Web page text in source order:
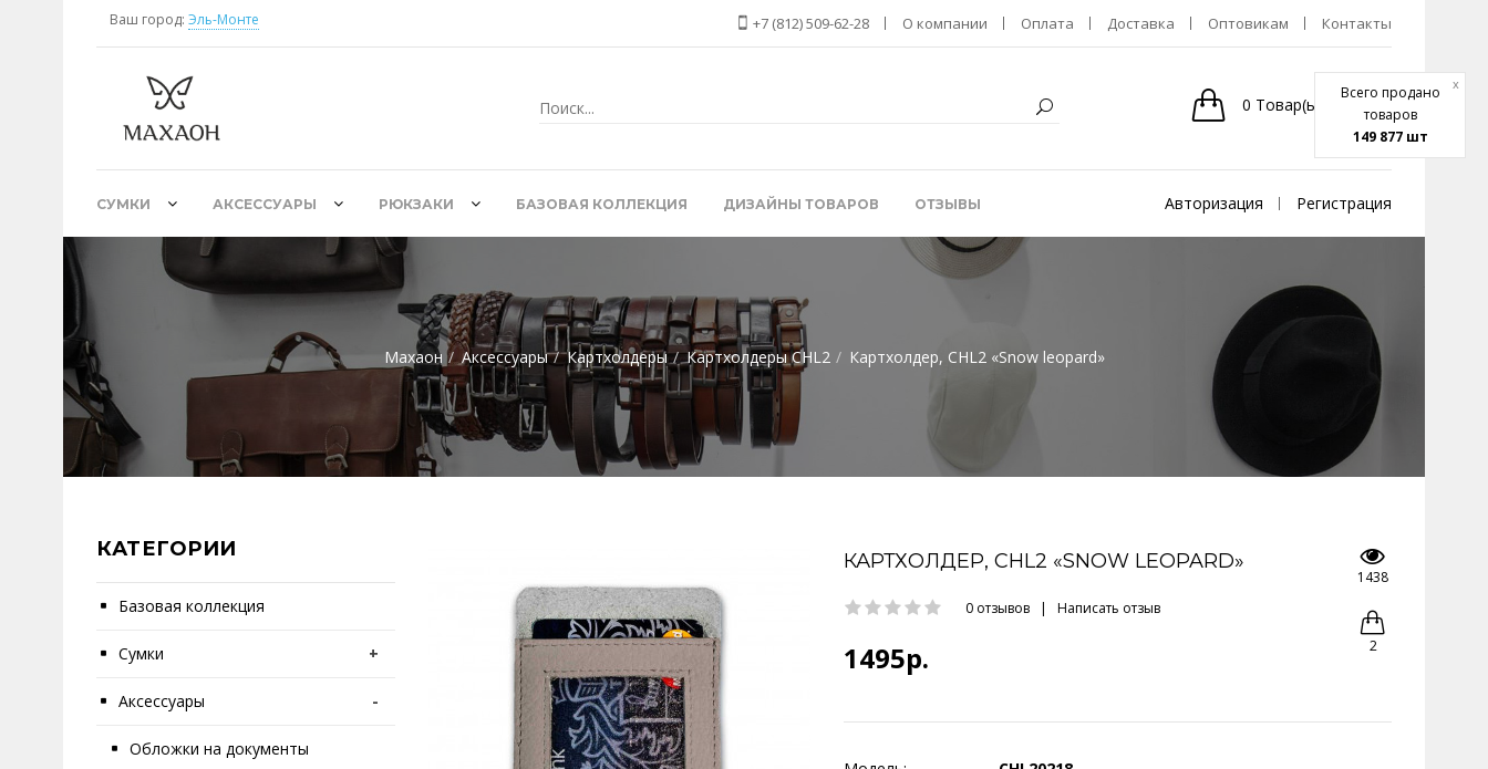
Всего продано
товаров
149 877 шт
x
Ваш город: Эль-Монте +7 (812) 509-62-28 О компании Оплата Доставка Оптовикам Контакты
0 Товар(ы) 0р.
СУМКИ АКСЕССУАРЫ РЮКЗАКИ БАЗОВАЯ КОЛЛЕКЦИЯ ДИЗАЙНЫ ТОВАРОВ ОТЗЫВЫ Авторизация Регистрация
Махаон Аксессуары Картхолдеры Картхолдеры CHL2 Картхолдер, CHL2 «Snow leopard»
КАТЕГОРИИ
Базовая коллекция
Сумки +
Аксессуары -
Обложки на документы
КАРТХОЛДЕР, CHL2 «SNOW LEOPARD»
0 отзывов | Написать отзыв
1495р.
1438
2